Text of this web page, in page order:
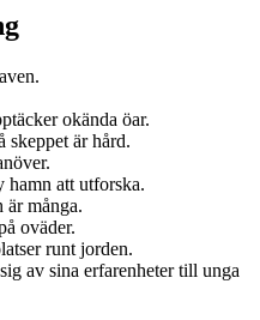
okända öar.
skeppet är hård.
hamn att utforska.
är många.
oväder.
runt jorden.
av sina erfarenheter till unga